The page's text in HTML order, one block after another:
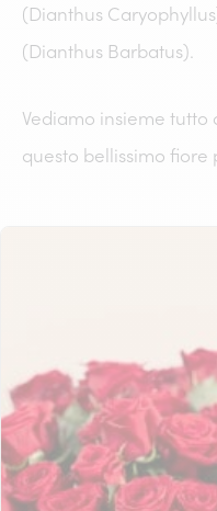
(Dianthus
(Dianthus Barbatus).
Vediamo insieme tutto
questo bellissimo